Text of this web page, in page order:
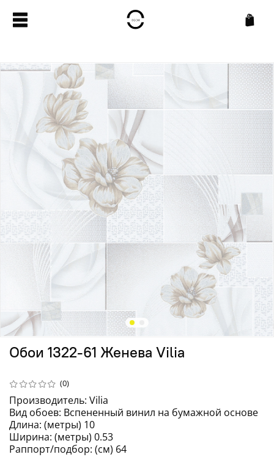
(0)
Обои 1322-61 Женева Vilia
Производитель: Vilia
Вид обоев: Вспененный винил на бумажной основе
Длина: (метры) 10
Ширина: (метры) 0.53
Раппорт/подбор: (см) 64